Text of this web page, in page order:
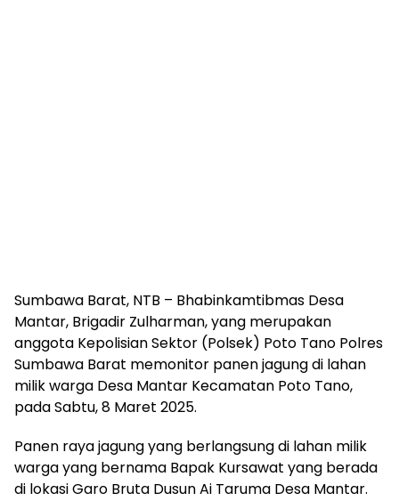
Sumbawa Barat, NTB – Bhabinkamtibmas Desa
Mantar, Brigadir Zulharman, yang merupakan
anggota Kepolisian Sektor (Polsek) Poto Tano Polres
Sumbawa Barat memonitor panen jagung di lahan
milik warga Desa Mantar Kecamatan Poto Tano,
pada Sabtu, 8 Maret 2025.
Panen raya jagung yang berlangsung di lahan milik
warga yang bernama Bapak Kursawat yang berada
di lokasi Garo Bruta Dusun Ai Taruma Desa Mantar.